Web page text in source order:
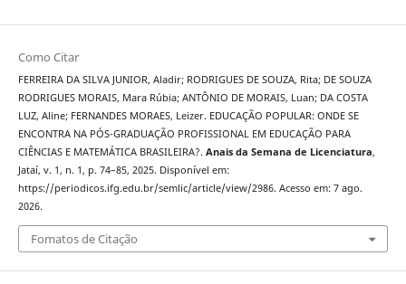
Como Citar
FERREIRA DA SILVA JUNIOR, Aladir; RODRIGUES DE SOUZA, Rita; DE SOUZA
RODRIGUES MORAIS, Mara Rúbia; ANTÔNIO DE MORAIS, Luan; DA COSTA
LUZ, Aline; FERNANDES MORAES, Leizer. EDUCAÇÃO POPULAR: ONDE SE
ENCONTRA NA PÓS-GRADUAÇÃO PROFISSIONAL EM EDUCAÇÃO PARA
CIÊNCIAS E MATEMÁTICA BRASILEIRA?. Anais da Semana de Licenciatura,
Jataí, v. 1, n. 1, p. 74–85, 2025. Disponível em:
https://periodicos.ifg.edu.br/semlic/article/view/2986. Acesso em: 7 ago.
2026.
Fomatos de Citação